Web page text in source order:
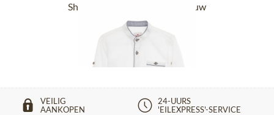
Shirt WEBSTER wit donkerblauw
€ 49,90 *
VEILIG
AANKOPEN
24-UURS
'EILEXPRESS'-SERVICE